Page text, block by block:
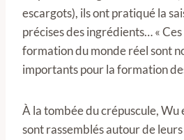
escargots), ils ont pratiqué la
précises des ingrédients… «
formation du monde réel sont
importants pour la formation
À la tombée du crépuscule, Wu
sont rassemblés autour de